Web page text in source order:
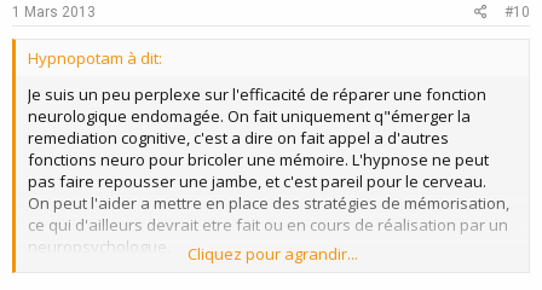
1 Mars 2013 #10
Hypnopotam à dit:
Je suis un peu perplexe sur l'efficacité de réparer une fonction
neurologique endomagée. On fait uniquement q"émerger la
remediation cognitive, c'est a dire on fait appel a d'autres
fonctions neuro pour bricoler une mémoire. L'hypnose ne peut
pas faire repousser une jambe, et c'est pareil pour le cerveau.
On peut l'aider a mettre en place des stratégies de mémorisation,
ce qui d'ailleurs devrait etre fait ou en cours de réalisation par un
neuropsychologue.
L'hypnose dans ce cas serat un accompagnement, juste un
Cliquez pour agrandir...